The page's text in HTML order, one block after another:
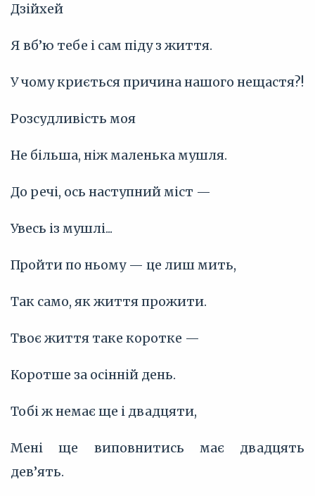
Дзійхей
Я вб’ю тебе і сам піду з життя.
У чому криється причина нашого нещастя?!
Розсудливість моя
Не більша, ніж маленька мушля.
До речі, ось наступний міст —
Увесь із мушлі...
Пройти по ньому — це лиш мить,
Так само, як життя прожити.
Твоє життя таке коротке —
Коротше за осінній день.
Тобі ж немає ще і двадцяти,
Мені ще виповнитись має двадцять
дев’ять.